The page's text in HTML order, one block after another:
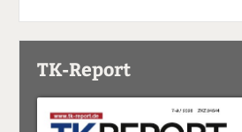
TK-Report